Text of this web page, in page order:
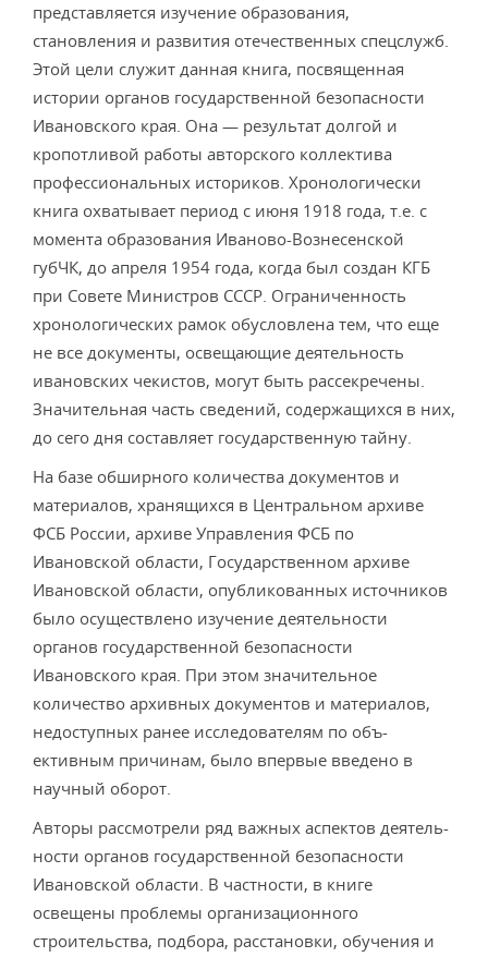
пред­ставляется изучение образования,
становления и разви­тия отечественных спецслужб.
Этой цели служит данная книга, посвященная
истории органов государственной безопасности
Ивановского края. Она — результат долгой и
кропотливой работы авторского коллектива
професси­ональных историков. Хронологически
книга охватывает период с июня 1918 года, т.е. с
момента образования Ива­ново-Вознесенской
губЧК, до апреля 1954 года, когда был создан КГБ
при Совете Министров СССР. Ограничен­ность
хронологических рамок обусловлена тем, что еще
не все документы, освещающие деятельность
ивановских чекистов, могут быть рассекречены.
Значительная часть сведений, содержащихся в них,
до сего дня составляет го­сударственную тайну.
На базе обширного количества документов и
матери­алов, хранящихся в Центральном архиве
ФСБ России, ар­хиве Управления ФСБ по
Ивановской области, Государс­твенном архиве
Ивановской области, опубликованных источников
было осуществлено изучение деятельности
органов государственной безопасности
Ивановского края. При этом значительное
количество архивных документов и материалов,
недоступных ранее исследователям по объ­
ективным причинам, было впервые введено в
научный оборот.
Авторы рассмотрели ряд важных аспектов деятель­
ности органов государственной безопасности
Ивановской области. В частности, в книге
освещены проблемы орга­низационного
строительства, подбора, расстановки, обу­чения и